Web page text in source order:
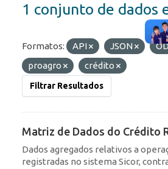
1 conjunto de dados
Formatos: API JSON
proagro
crédito
Filtrar Resultados
Matriz de Dados do Crédito
Dados agregados relativos a
registradas no sistema Sicor,